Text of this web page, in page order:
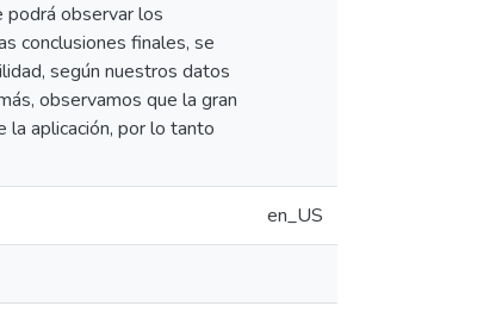
podrá observar los
conclusiones finales, se
según nuestros datos
observamos que la gran
aplicación, por lo tanto
en_US